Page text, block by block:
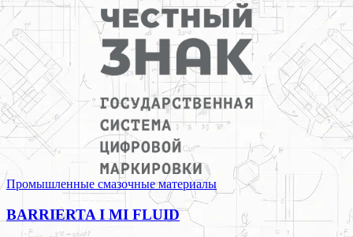
Промышленные смазочные материалы
BARRIERTA I MI FLUID